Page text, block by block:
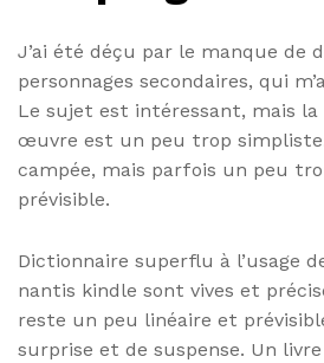
J’ai été déçu par le manque de
personnages secondaires, qui
Le sujet est intéressant, mais
œuvre est un peu trop
campée, mais parfois un peu
prévisible.
Dictionnaire superflu à l’usage
nantis kindle sont vives et
reste un peu linéaire et
surprise et de suspense. Un